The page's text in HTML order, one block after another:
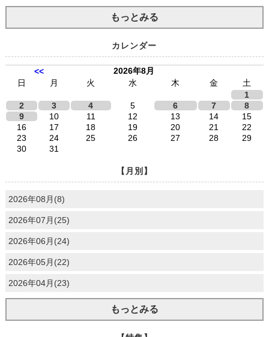
もっとみる
カレンダー
<<
2026年8月
日
月 火 水 木 金
土
1
2
3 4 5 6 7
8
9
10 11 12 13 14
15
16
17 18 19 20 21
22
23
24 25 26 27 28
29
30
31
【月別】
2026年08月(8)
2026年07月(25)
2026年06月(24)
2026年05月(22)
2026年04月(23)
もっとみる